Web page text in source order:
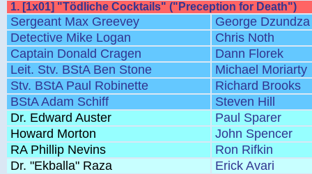
1. [1x01] "Tödliche Cocktails" ("Preception for Death")
Sergeant Max Greevey
George Dzundza
Detective Mike Logan
Chris Noth
Captain Donald Cragen
Dann Florek
Leit. Stv. BStA Ben Stone
Michael Moriarty
Stv. BStA Paul Robinette
Richard Brooks
BStA Adam Schiff
Steven Hill
Dr. Edward Auster
Paul Sparer
Howard Morton
John Spencer
RA Phillip Nevins
Ron Rifkin
Dr. "Ekballa" Raza
Erick Avari